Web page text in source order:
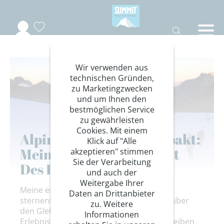
Alpiner Basiskurs Kompakt:
Mein Einstieg In Die Welt
Des Bergsteigens
Meine erste Hochtour, bei Vollmond und
sternenklarem Himmel in der Seilschaft über
den Gletscher, war ein beeindruckendes
Erlebnis, was mir immer in Erinnerung bleiben
Wir verwenden aus
technischen Gründen,
zu Marketingzwecken
und um Ihnen den
bestmöglichen Service
zu gewährleisten
Cookies. Mit einem
Klick auf "Alle
akzeptieren" stimmen
Sie der Verarbeitung
und auch der
Weitergabe Ihrer
Daten an Drittanbieter
zu. Weitere
Informationen